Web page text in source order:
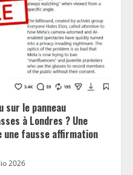
sur le panneau
à Londres ? Une
fausse affirmation
2026